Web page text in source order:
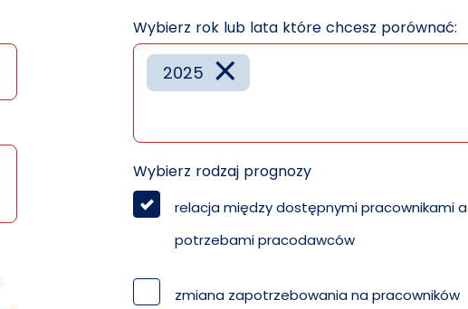
Wybierz rok lub lata które chcesz porównać:
×
2025
Wybierz rodzaj prognozy
relacja między dostępnymi pracownikami a
potrzebami pracodawców
zmiana zapotrzebowania na pracowników